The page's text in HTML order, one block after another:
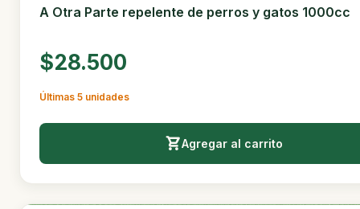
A Otra Parte repelente de perros y gatos 1000cc
$28.500
Últimas 5 unidades
Agregar al carrito